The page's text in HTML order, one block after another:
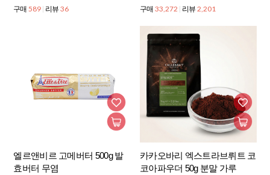
구매 589 리뷰 36 구매 33,272 리뷰 2,201
엘르앤비르 고메버터 500g 발
효버터 무염
카카오바리 엑스트라브뤼트 코
코아파우더 50g 분말 가루